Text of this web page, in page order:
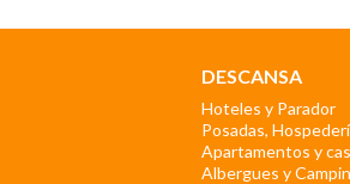
DESCANSA
Hoteles y Parador
Posadas,
Apartamentos y
Albergues y